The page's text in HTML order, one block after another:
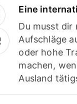
Eine
Du musst dir
Aufschläge
oder hohe
machen,
Ausland